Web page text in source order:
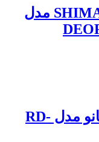
شانژمان 11 سرعته SHIMANO مدل
شانژمان 11 سرعته شیمانو مدل RD-